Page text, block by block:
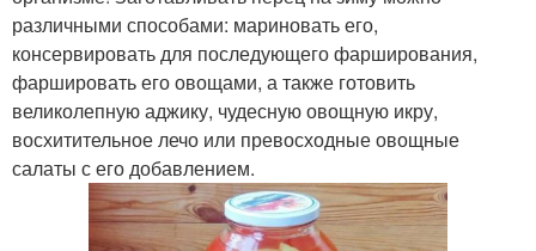
различными способами: мариновать его,
консервировать для последующего фарширования,
фаршировать его овощами, а также готовить
великолепную аджику, чудесную овощную икру,
восхитительное лечо или превосходные овощные
салаты с его добавлением.